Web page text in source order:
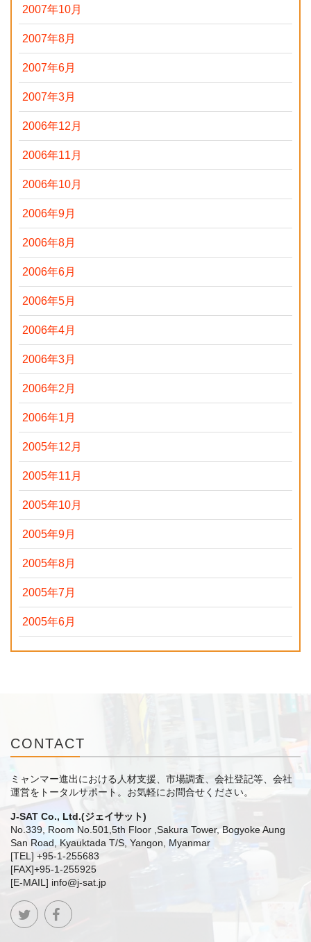
2007年10月
2007年8月
2007年6月
2007年3月
2006年12月
2006年11月
2006年10月
2006年9月
2006年8月
2006年6月
2006年5月
2006年4月
2006年3月
2006年2月
2006年1月
2005年12月
2005年11月
2005年10月
2005年9月
2005年8月
2005年7月
2005年6月
CONTACT
ミャンマー進出における人材支援、市場調査、会社登記等、会社
運営をトータルサポート。 お気軽にお問合せください。
J-SAT Co., Ltd.(ジェイサット)
No.339, Room No.501,5th Floor ,Sakura Tower, Bogyoke Aung
San Road, Kyauktada T/S, Yangon, Myanmar
[TEL] +95-1-255683
[FAX]+95-1-255925
[E-MAIL] info@j-sat.jp